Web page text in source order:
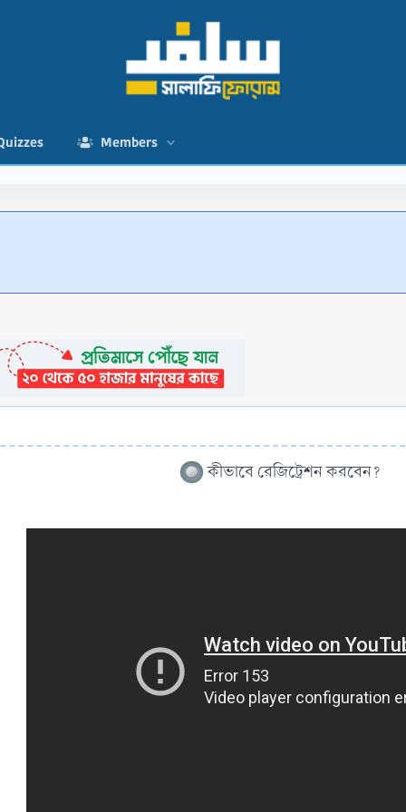
Members
কীভাবে রেজিট্রেশন করবেন?